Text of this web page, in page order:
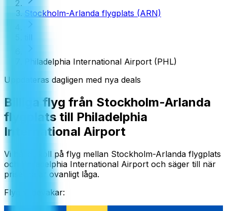
Stockholm-Arlanda flygplats (ARN)
Philadelphia International Airport (PHL)
Uppdateras dagligen med nya deals
Billiga flyg från Stockholm-Arlanda
flygplats till Philadelphia
International Airport
Vi håller koll på flyg mellan Stockholm-Arlanda flygplats
och Philadelphia International Airport och säger till när
priserna är ovanligt låga.
Flyg vi bevakar: